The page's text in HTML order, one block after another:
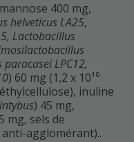
400 mg,
helveticus LA25,
Lactobacillus
LPC12,
) 60 mg (1,2 x 10¹⁰
inuline
) 45 mg,
mg, sels de
anti-agglomérant)..